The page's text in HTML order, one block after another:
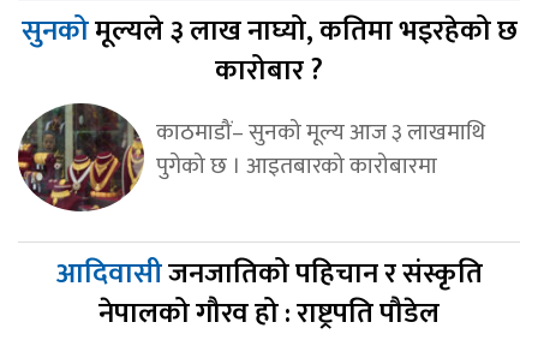
सुनकोमूल्यले ३ लाख नाघ्यो, कतिमा भइरहेको छ
कारोबार ?
काठमाडौं– सुनको मूल्य आज ३ लाखमाथि
पुगेको छ । आइतबारको कारोबारमा
आदिवासीजनजातिको पहिचान र संस्कृति
नेपालको गौरव हो : राष्ट्रपति पौडेल